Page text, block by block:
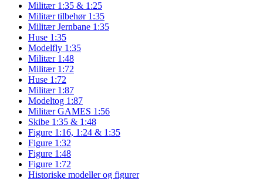
Militær 1:35 & 1:25
Militær tilbehør 1:35
Militær Jernbane 1:35
Huse 1:35
Modelfly 1:35
Militær 1:48
Militær 1:72
Huse 1:72
Militær 1:87
Modeltog 1:87
Militær GAMES 1:56
Skibe 1:35 & 1:48
Figure 1:16, 1:24 & 1:35
Figure 1:32
Figure 1:48
Figure 1:72
Historiske modeller og figurer